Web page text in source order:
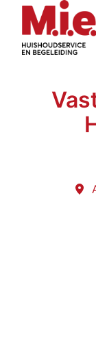
Overslaan
inhoudHomepagina